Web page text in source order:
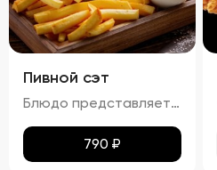
Пивной сэт
Блюдо представляет собой гармоничный набор закусок к пиву, включающий картофель фри, картофельные дольки, куриные наггетсы и сырные палочки. Все продукты имеют равномерную золотистую корочку без признаков пережарки. Вкус и аромат блюд натуральные, без посторонних привкусов и запахов. Картофель и гренки умеренно посолены, а наггетсы и сырные палочки остаются сочными внутри. Консистенция картофеля фри и долек мягкая внутри и хрустящая снаружи, наггетсы и сырные палочки – нежные и сочные внутри, с хрустящей корочкой.
790 ₽